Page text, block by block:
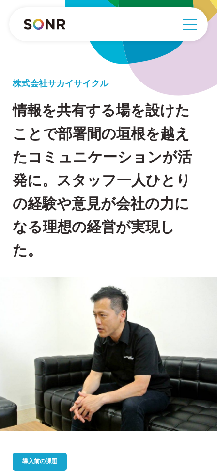
株式会社サカイサイクル
情報を共有する場を設けた
ことで部署間の垣根を越え
たコミュニケーションが活
発に。スタッフ一人ひとり
の経験や意見が会社の力に
なる理想の経営が実現し
た。
導入前の課題